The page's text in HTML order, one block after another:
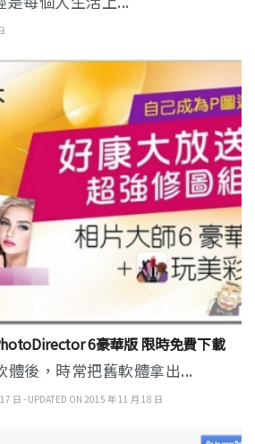
6豪華版 限時免費下載
體後，時常把舊軟體拿出...
日 - UPDATED ON 2015 年 11 月 18 日